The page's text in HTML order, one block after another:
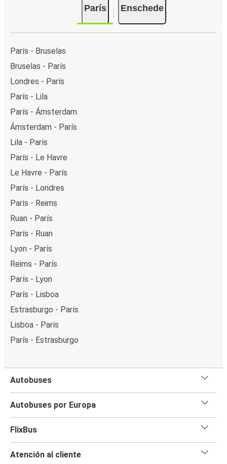
París Enschede
París - Bruselas
Bruselas - París
Londres - París
París - Lila
París - Ámsterdam
Ámsterdam - París
Lila - París
París - Le Havre
Le Havre - París
París - Londres
París - Reims
Ruan - París
París - Ruan
Lyon - París
Reims - París
París - Lyon
París - Lisboa
Estrasburgo - París
Lisboa - París
París - Estrasburgo
Autobuses
Autobuses por Europa
FlixBus
Atención al cliente